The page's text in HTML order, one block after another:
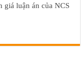
giá luận án của NCS